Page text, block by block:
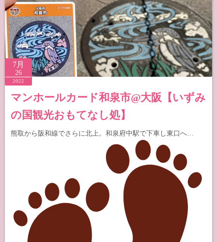
7月
26
2022
マンホールカード和泉市@大阪【いずみ
の国観光おもてなし処】
熊取から阪和線でさらに北上。和泉府中駅で下車し東口へ…